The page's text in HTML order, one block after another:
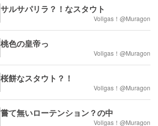
サルサパリラ？！なスタウト
Vollgas！@Muragon
桃色の皇帝っ
Vollgas！@Muragon
桜餅なスタウト？！
Vollgas！@Muragon
嘗て無いローテンション？の中
Vollgas！@Muragon